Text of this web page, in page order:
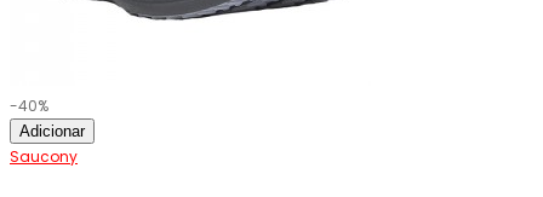
-40%
Adicionar
Saucony